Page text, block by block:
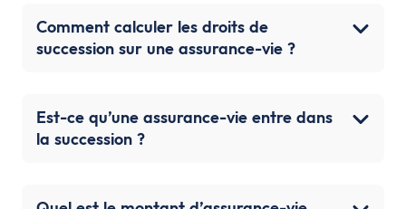
Comment calculer les droits de
succession sur une assurance-vie ?
Est-ce qu’une assurance-vie entre dans
la succession ?